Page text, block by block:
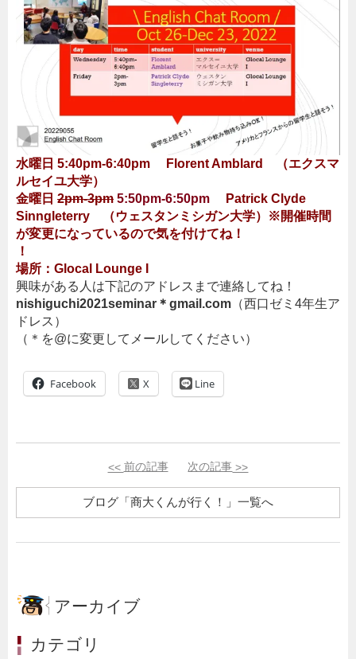
水曜日 5:40pm-6:40pm Florent Amblard （エクスマ
ルセイユ大学）
金曜日 2pm-3pm 5:50pm-6:50pm Patrick Clyde
Sinngleterry （ウェスタンミシガン大学）※開催時間
が変更になっているので気を付けてね！
！
場所：Glocal Lounge I
興味がある人は下記のアドレスまで連絡してね！
nishiguchi2021seminar＊gmail.com （西口ゼミ4年生ア
ドレス）
（＊を@に変更してメールしてください）
Facebook Line
<< 前の記事 次の記事 >>
ブログ「商大くんが行く！」一覧へ
アーカイブ
カテゴリ